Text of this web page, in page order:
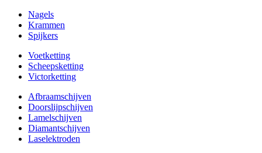
Nagels
Krammen
Spijkers
Voetketting
Scheepsketting
Victorketting
Afbraamschijven
Doorslijpschijven
Lamelschijven
Diamantschijven
Laselektroden